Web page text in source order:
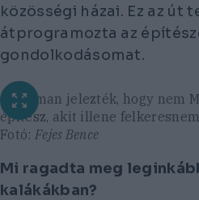
közösségi házai. Ez az út
átprogramozta az
gondolkodásomat.
"Finoman jelezték, hogy nem
építész, akit illene
Fotó: Fejes Bence
Mi ragadta meg
kalákákban?